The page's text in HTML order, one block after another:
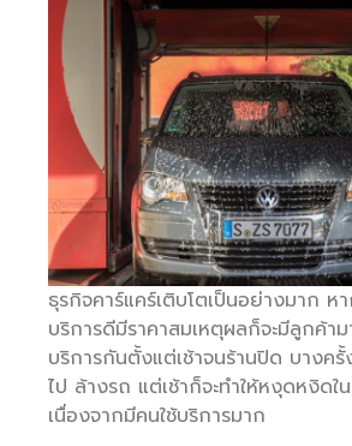
ธุรกิจคาร์แคร์เติบโตเป็นอย่างมาก ห
บริการดีมีราคาสมเหตุผลก็จะมีลูกค้า
บริการกันตั้งแต่เช้าจนร้านปิด บางครั้
ไป ล้างรถ แต่เช้าก็จะทำให้หงุดหงิดใ
เนื่องจากมีคนใช้บริการมาก